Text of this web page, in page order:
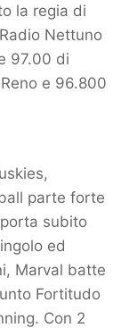
la regia di
Nettuno
97.00 di
e 96.800
parte forte
subito
ed
Marval batte
Fortitudo
Con 2